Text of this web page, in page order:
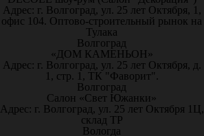
Адрес: г. Волгоград, ул. 25 лет Октября, 1,
офис 104. Оптово-строительный рынок на
Тулака
Волгоград
«ДОМ КАМЕНЬОН»
Адрес: г. Волгоград, ул. 25 лет Октября, д.
1, стр. 1, ТК "Фаворит".
Волгоград
Салон «Свет Южанки»
Адрес: г. Волгоград, ул. 25 лет Октября 1Ц,
склад ТР
Вологда